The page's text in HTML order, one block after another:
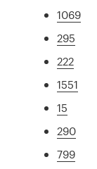
1069
295
222
1551
15
290
799